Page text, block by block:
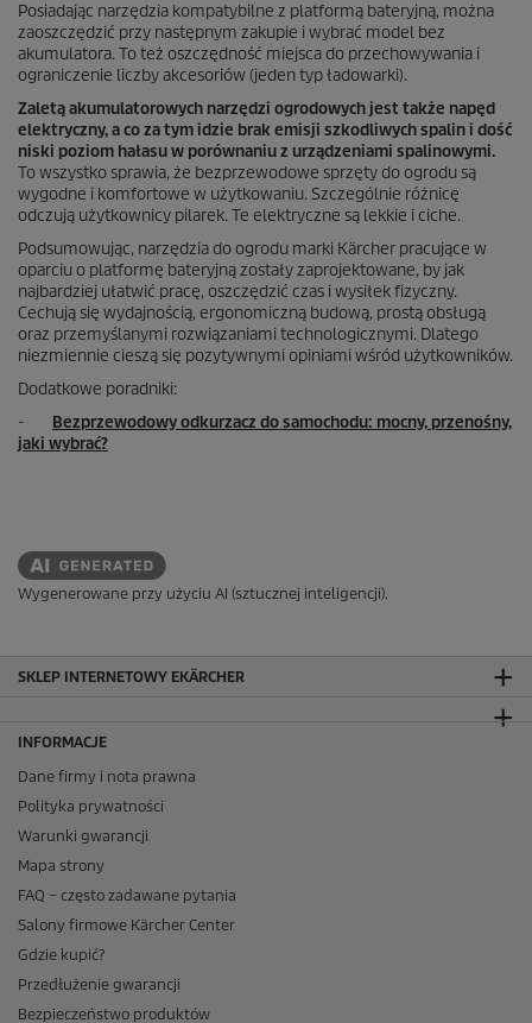
Posiadając narzędzia kompatybilne z platformą bateryjną, można
zaoszczędzić przy następnym zakupie i wybrać model bez
akumulatora. To też oszczędność miejsca do przechowywania i
ograniczenie liczby akcesoriów (jeden typ ładowarki).
Zaletą akumulatorowych narzędzi ogrodowych jest także napęd
elektryczny, a co za tym idzie brak emisji szkodliwych spalin i dość
niski poziom hałasu w porównaniu z urządzeniami spalinowymi.
To wszystko sprawia, że bezprzewodowe sprzęty do ogrodu są
wygodne i komfortowe w użytkowaniu. Szczególnie różnicę
odczują użytkownicy pilarek. Te elektryczne są lekkie i ciche.
Podsumowując, narzędzia do ogrodu marki Kärcher pracujące w
oparciu o platformę bateryjną zostały zaprojektowane, by jak
najbardziej ułatwić pracę, oszczędzić czas i wysiłek fizyczny.
Cechują się wydajnością, ergonomiczną budową, prostą obsługą
oraz przemyślanymi rozwiązaniami technologicznymi. Dlatego
niezmiennie cieszą się pozytywnymi opiniami wśród użytkowników.
Dodatkowe poradniki:
- Bezprzewodowy odkurzacz do samochodu: mocny, przenośny,
jaki wybrać?
Wygenerowane przy użyciu AI (sztucznej inteligencji).
SKLEP INTERNETOWY EKÄRCHER
INFORMACJE
Dane firmy i nota prawna
Polityka prywatności
Warunki gwarancji
Mapa strony
FAQ – często zadawane pytania
Salony firmowe Kärcher Center
Gdzie kupić?
Przedłużenie gwarancji
Bezpieczeństwo produktów